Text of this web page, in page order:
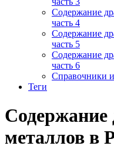
Содержание
часть 4
Содержание
часть 5
Содержание
часть 6
Справочники
Теги
Содержание
металлов в